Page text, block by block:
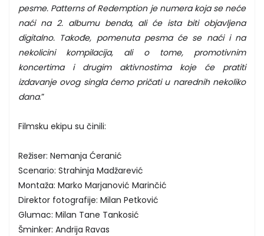
pesme. Patterns of Redemption je numera koja se neće
naći na 2. albumu benda, ali će ista biti objavljena
digitalno. Takođe, pomenuta pesma će se naći i na
nekolicini kompilacija, ali o tome, promotivnim
koncertima i drugim aktivnostima koje će pratiti
izdavanje ovog singla ćemo pričati u narednih nekoliko
dana.”
Filmsku ekipu su činili:
Režiser: Nemanja Ćeranić
Scenario: Strahinja Madžarević
Montaža: Marko Marjanović Marinčić
Direktor fotografije: Milan Petković
Glumac: Milan Tane Tankosić
Šminker: Andrija Ravas